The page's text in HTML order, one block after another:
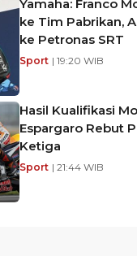
Yamaha: Franco
ke Tim Pabrikan,
ke Petronas SRT
Sport | 19:20 WIB
Hasil Kualifikasi
Espargaro Rebut
Ketiga
Sport | 21:44 WIB